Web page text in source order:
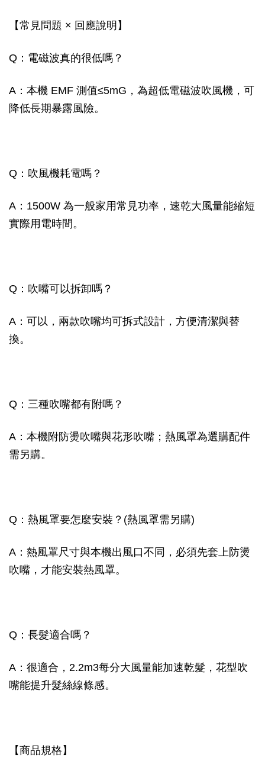
【常見問題 × 回應說明】
Q：電磁波真的很低嗎？
A：本機 EMF 測值≤5mG，為超低電磁波吹風機，可
降低長期暴露風險。
Q：吹風機耗電嗎？
A：1500W 為一般家用常見功率，速乾大風量能縮短
實際用電時間。
Q：吹嘴可以拆卸嗎？
A：可以，兩款吹嘴均可拆式設計，方便清潔與替
換。
Q：三種吹嘴都有附嗎？
A：本機附防燙吹嘴與花形吹嘴；熱風罩為選購配件
需另購。
Q：熱風罩要怎麼安裝？(熱風罩需另購)
A：熱風罩尺寸與本機出風口不同，必須先套上防燙
吹嘴，才能安裝熱風罩。
Q：長髮適合嗎？
A：很適合，2.2m3每分大風量能加速乾髮，花型吹
嘴能提升髮絲線條感。
【商品規格】